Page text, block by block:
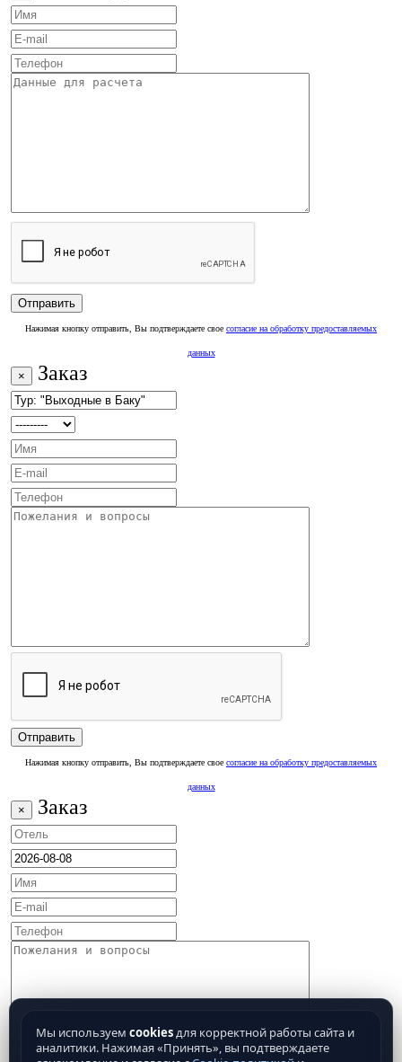
Нажимая кнопку отправить, Вы подтверждаете свое согласие на обработку предоставляемых
данных
× Заказ
Нажимая кнопку отправить, Вы подтверждаете свое согласие на обработку предоставляемых
данных
× Заказ
Мы используем cookiesдля корректной работы сайта и
аналитики. Нажимая «Принять», вы подтверждаете